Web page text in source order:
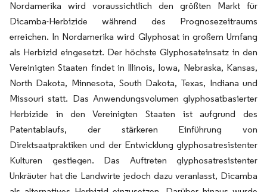
Nordamerika wird voraussichtlich den größten Markt für
Dicamba-Herbizide während des Prognosezeitraums
erreichen. In Nordamerika wird Glyphosat in großem Umfang
als Herbizid eingesetzt. Der höchste Glyphosateinsatz in den
Vereinigten Staaten findet in Illinois, Iowa, Nebraska, Kansas,
North Dakota, Minnesota, South Dakota, Texas, Indiana und
Missouri statt. Das Anwendungsvolumen glyphosatbasierter
Herbizide in den Vereinigten Staaten ist aufgrund des
Patentablaufs, der stärkeren Einführung von
Direktsaatpraktiken und der Entwicklung glyphosatresistenter
Kulturen gestiegen. Das Auftreten glyphosatresistenter
Unkräuter hat die Landwirte jedoch dazu veranlasst, Dicamba